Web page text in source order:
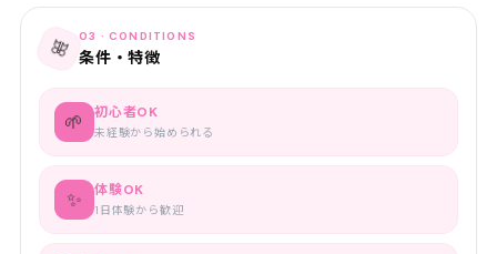
🎀 03 · CONDITIONS
条件・特徴
🌱 初心者OK
未経験から始められる
✨ 体験OK
1日体験から歓迎